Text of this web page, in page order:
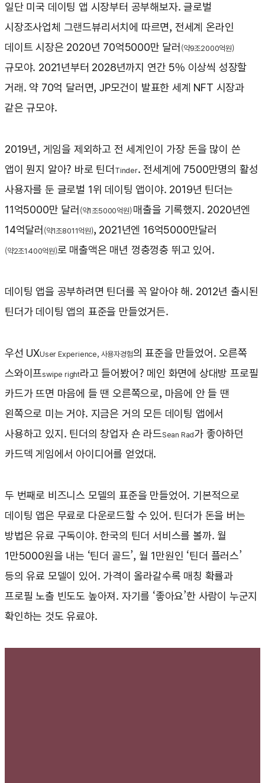
일단 미국 데이팅 앱 시장부터 공부해보자. 글로벌
시장조사업체 그랜드뷰리서치에 따르면, 전세계 온라인
데이트 시장은 2020년 70억5000만 달러 (약9조2000억원)
규모야. 2021년부터 2028년까지 연간 5% 이상씩 성장할
거래. 약 70억 달러면, JP모건이 발표한 세계 NFT 시장과
같은 규모야.
2019년, 게임을 제외하고 전 세계인이 가장 돈을 많이 쓴
앱이 뭔지 알아? 바로 틴더 Tinder. 전세계에 7500만명의 활성
사용자를 둔 글로벌 1위 데이팅 앱이야. 2019년 틴더는
11억5000만 달러 (약1조5000억원) 매출을 기록했지. 2020년엔
14억달러 (약1조8011억원), 2021년엔 16억5000만달러
(약2조1400억원)로 매출액은 매년 껑충껑충 뛰고 있어.
데이팅 앱을 공부하려면 틴더를 꼭 알아야 해. 2012년 출시된
틴더가 데이팅 앱의 표준을 만들었거든.
우선 UXUser Experience, 사용자경험의 표준을 만들었어. 오른쪽
스와이프swipe right라고 들어봤어? 메인 화면에 상대방 프로필
카드가 뜨면 마음에 들 땐 오른쪽으로, 마음에 안 들 땐
왼쪽으로 미는 거야. 지금은 거의 모든 데이팅 앱에서
사용하고 있지. 틴더의 창업자 숀 라드Sean Rad가 좋아하던
카드덱 게임에서 아이디어를 얻었대.
두 번째로 비즈니스 모델의 표준을 만들었어. 기본적으로
데이팅 앱은 무료로 다운로드할 수 있어. 틴더가 돈을 버는
방법은 유료 구독이야. 한국의 틴더 서비스를 볼까. 월
1만5000원을 내는 ‘틴더 골드’, 월 1만원인 ‘틴더 플러스’
등의 유료 모델이 있어. 가격이 올라갈수록 매칭 확률과
프로필 노출 빈도도 높아져. 자기를 ‘좋아요’한 사람이 누군지
확인하는 것도 유료야.